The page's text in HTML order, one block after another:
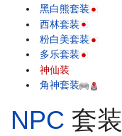
黑白熊套装
西林套装
粉白美套装
多乐套装
神仙装
角神套装
NPC 套装